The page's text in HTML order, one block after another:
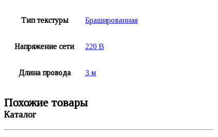
Тип текстуры Брашированная
Напряжение сети 220 В
Длина провода 3 м
Похожие товары
Каталог